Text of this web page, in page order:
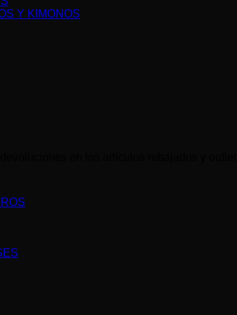
en los artículos rebajados y outlet.
Y KIMONOS